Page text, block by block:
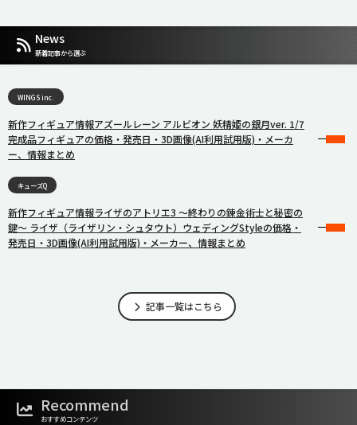
News
新着記事から選ぶ
WINGS inc.
新作フィギュア情報アズールレーン アルビオン 妖精姫の銀月ver. 1/7
完成品フィギュアの価格・発売日・3D画像(AI利用試用版)・メーカ
ー、情報まとめ
キューズQ
新作フィギュア情報ライザのアトリエ3 〜終わりの錬金術士と秘密の
鍵〜 ライザ（ライザリン・シュタウト）ウェディングStyleの価格・
発売日・3D画像(AI利用試用版)・メーカー、情報まとめ
記事一覧はこちら
Recommend
おすすめコンテンツ